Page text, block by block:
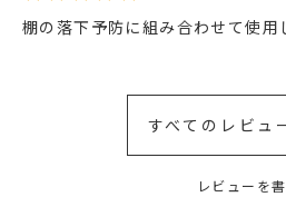
棚の落下予防に組み合わせて使用
すべてのレビュ
レビューを書